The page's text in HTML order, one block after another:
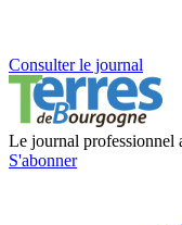
Consulter le journal
Le journal professionnel
S'abonner